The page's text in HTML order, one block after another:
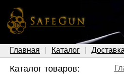
Главная Каталог Доставка
Каталог товаров: